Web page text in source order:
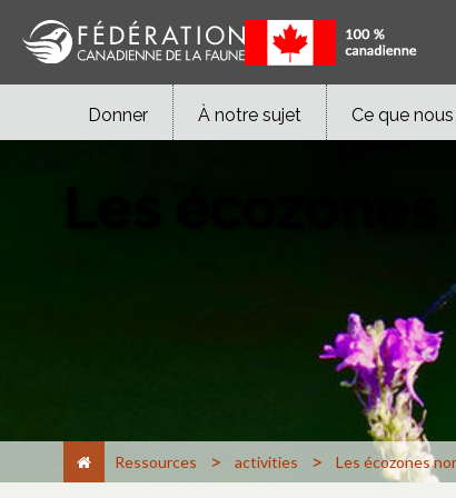
Donner À notre sujet Ce que
Les
Ressources > activities > Les écozones